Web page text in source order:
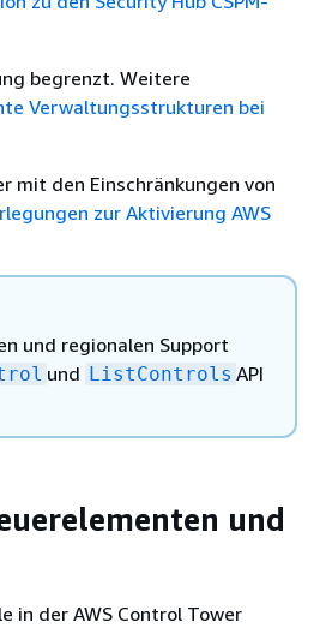
begrenzt. Weitere
Verwaltungsstrukturen bei
mit den Einschränkungen von
zur Aktivierung AWS
und regionalen Support
und ListControls API
und
in der AWS Control Tower